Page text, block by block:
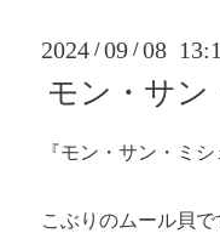
2024 /09 /08
モン・サン
『モン・サン・ミ
こぶりのムール貝